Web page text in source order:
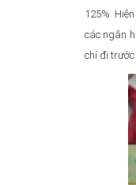
125%.
các ngân
chí đi trước